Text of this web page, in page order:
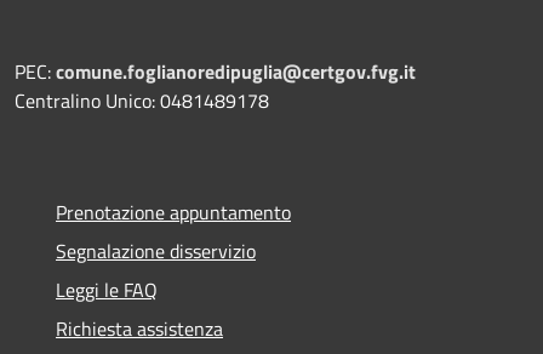
PEC:comune.foglianoredipuglia@certgov.fvg.it
Centralino Unico: 0481489178
Prenotazione appuntamento
Segnalazione disservizio
Leggi le FAQ
Richiesta assistenza